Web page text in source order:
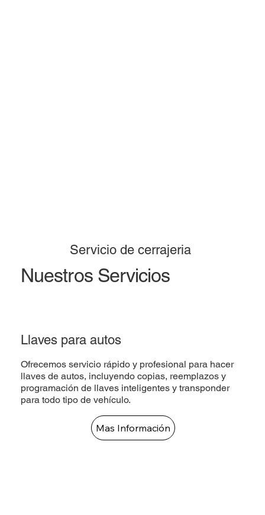
Nuestros Servicios
Servicio de cerrajeria
Llaves para autos
Ofrecemos servicio rápido y profesional para hacer
llaves de autos, incluyendo copias, reemplazos y
programación de llaves inteligentes y transponder
para todo tipo de vehículo.
Mas Información